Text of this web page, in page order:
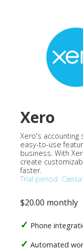
Xero
Xero's accounting
easy-to-use
business. With
create
faster.
Trial period
$20.00 monthly
Phone
Automated